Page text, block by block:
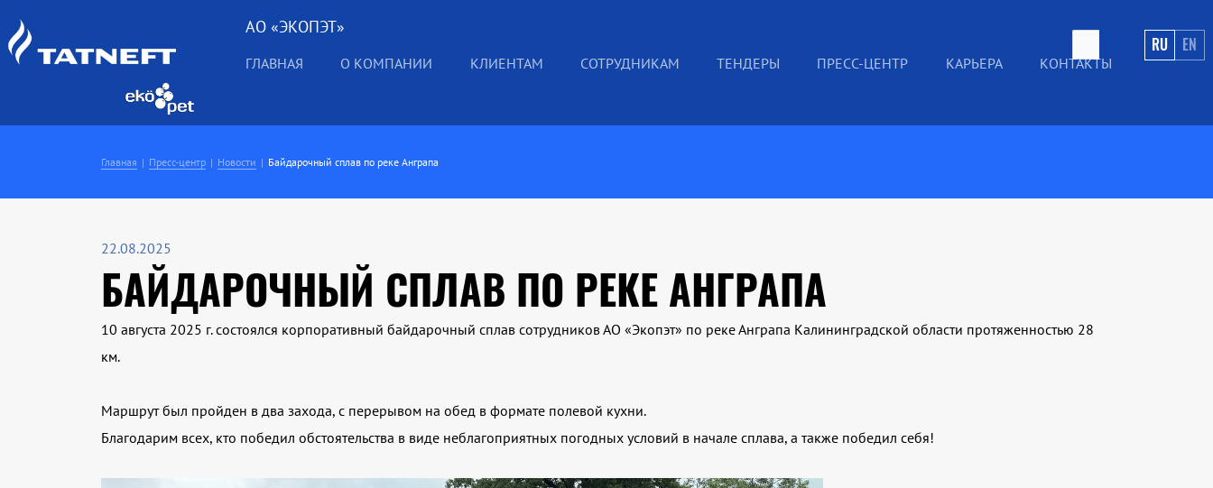
АО «ЭКОПЭТ»
RU EN
ГЛАВНАЯ О КОМПАНИИ КЛИЕНТАМ СОТРУДНИКАМ ТЕНДЕРЫ ПРЕСС-ЦЕНТР КАРЬЕРА КОНТАКТЫ
Главная Пресс-центр Новости Байдарочный сплав по реке Анграпа
22.08.2025
БАЙДАРОЧНЫЙ СПЛАВ ПО РЕКЕ АНГРАПА
10 августа 2025 г. состоялся корпоративный байдарочный сплав сотрудников АО «Экопэт» по реке Анграпа Калининградской области протяженностью 28
км.
Маршрут был пройден в два захода, с перерывом на обед в формате полевой кухни.
Благодарим всех, кто победил обстоятельства в виде неблагоприятных погодных условий в начале сплава, а также победил себя!